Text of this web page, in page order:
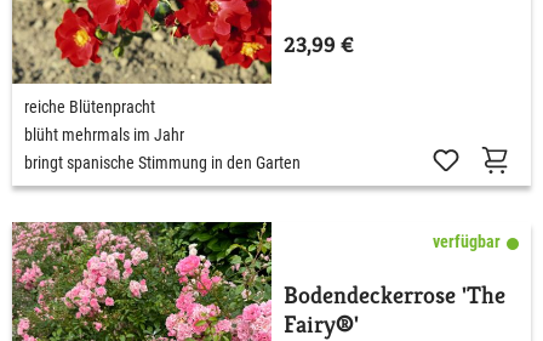
23,99 €
reiche Blütenpracht
blüht mehrmals im Jahr
bringt spanische Stimmung in den Garten
verfügbar
Bodendeckerrose 'The
Fairy®'